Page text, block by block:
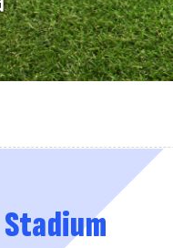
Stadium